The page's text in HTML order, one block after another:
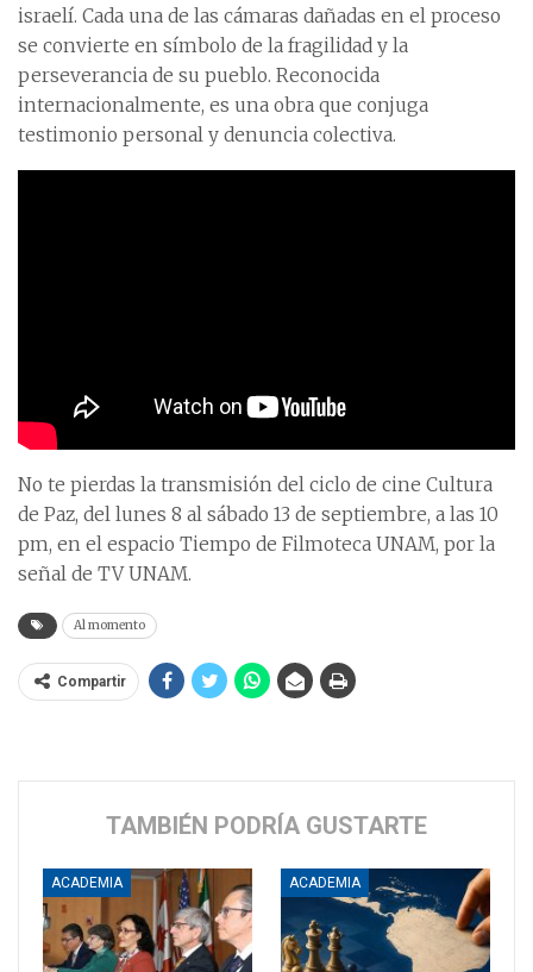
israelí. Cada una de las cámaras dañadas en el proceso
se convierte en símbolo de la fragilidad y la
perseverancia de su pueblo. Reconocida
internacionalmente, es una obra que conjuga
testimonio personal y denuncia colectiva.
No te pierdas la transmisión del ciclo de cine Cultura
de Paz, del lunes 8 al sábado 13 de septiembre, a las 10
pm, en el espacio Tiempo de Filmoteca UNAM, por la
señal de TV UNAM.
Al momento
Compartir
TAMBIÉN PODRÍA GUSTARTE
ACADEMIA ACADEMIA